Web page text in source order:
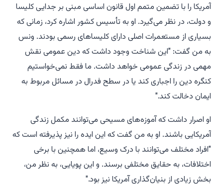
آمریکا را با تضمین متمم اول قانون اساسی مبنی بر جدایی کلیسا
و دولت، در نظر می‌گیرد. او به تأسیس کشور اشاره کرد، زمانی که
بسیاری از مستعمرات اصلی دارای کلیساهای رسمی بودند. ونس
به من گفت: "این شناخت وجود داشت که دین عمومی نقش
مهمی در زندگی عمومی خواهد داشت. ما فقط نمی‌خواستیم
کنگره دین را اجباری کند یا در سطح فدرال در مسائل مربوط به
ایمان دخالت کند."
او اصرار داشت که آموزه‌های مسیحی می‌توانند مکمل زندگی
آمریکایی باشند. او به من گفت که این ایده را نیز پذیرفته است که
"افراد مختلف می‌توانند با درک وسیع، اما همچنین با برخی
اختلافات، به حقایق مختلفی برسند. و این پویایی، به نظر من،
بخش زیادی از بنیان‌گذاری آمریکا نیز بود."